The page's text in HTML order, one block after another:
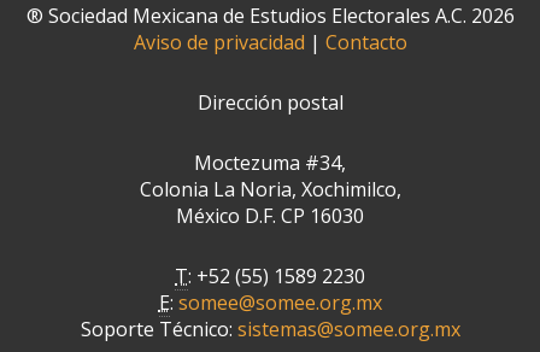
® Sociedad Mexicana de Estudios Electorales A.C. 2026
Aviso de privacidad | Contacto
Dirección postal
Moctezuma #34,
Colonia La Noria, Xochimilco,
México D.F. CP 16030
T: +52 (55) 1589 2230
E: somee@somee.org.mx
Soporte Técnico: sistemas@somee.org.mx